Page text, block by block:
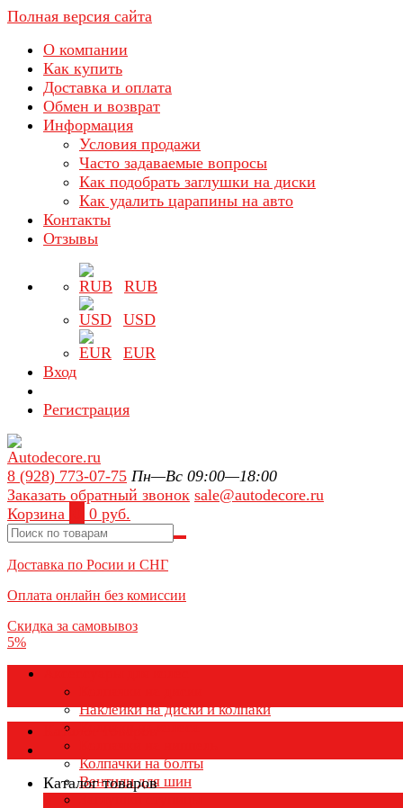
Полная версия сайта
О компании
Как купить
Доставка и оплата
Обмен и возврат
Информация
Условия продажи
Часто задаваемые вопросы
Как подобрать заглушки на диски
Как удалить царапины на авто
Контакты
Отзывы
RUB
USD
EUR
Вход
Регистрация
8 (928) 773-07-75 Пн—Вс 09:00—18:00
Заказать обратный звонок sale@autodecore.ru
Корзина
0 руб.
Доставка по Росии и СНГ
Оплата онлайн без комиссии
Скидка за самовывоз
5%
Наклейки на диски и колпаки
Колпаки на колеса
Колпачки на болты
Вентили для шин
Каталог товаров
Каталог товаров